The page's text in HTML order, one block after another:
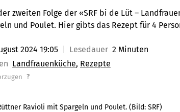
zweiten Folge der «SRF bi de Lüt –
und Poulet. Hier gibts das Rezept für 4
2024 19:05 Lesedauer 2 Minuten
Landfrauenküche Rezepte
?
Ravioli mit Spargeln und Poulet. (Bild: SRF)